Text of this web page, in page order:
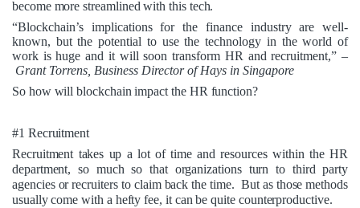
become more streamlined with this tech.
“Blockchain’s implications for the finance industry are well-
known, but the potential to use the technology in the world of
work is huge and it will soon transform HR and recruitment,” –
Grant Torrens, Business Director of Hays in Singapore
So how will blockchain impact the HR function?
#1 Recruitment
Recruitment takes up a lot of time and resources within the HR
department, so much so that organizations turn to third party
agencies or recruiters to claim back the time. But as those methods
usually come with a hefty fee, it can be quite counterproductive.